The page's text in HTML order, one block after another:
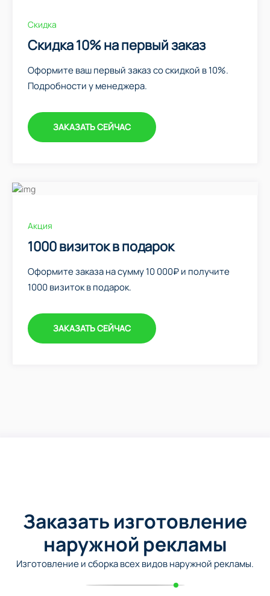
Скидка
Скидка 10% на первый заказ
Оформите ваш первый заказ со скидкой в 10%.
Подробности у менеджера.
ЗАКАЗАТЬ СЕЙЧАС
Акция
1000 визиток в подарок
Оформите заказа на сумму 10 000₽ и получите
1000 визиток в подарок.
ЗАКАЗАТЬ СЕЙЧАС
Заказать изготовление
наружной рекламы
Изготовление и сборка всех видов наружной рекламы.